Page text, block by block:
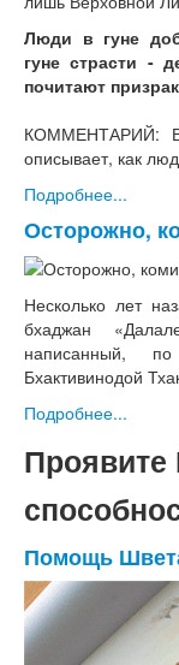
Люди в гуне
гуне страсти -
почитают
КОММЕНТАРИЙ: В
описывает, как
Подробнее...
Осторожно,
Несколько лет
бхаджан
написанный,
Бхактивинодой
Подробнее...
Проявите
Помощь